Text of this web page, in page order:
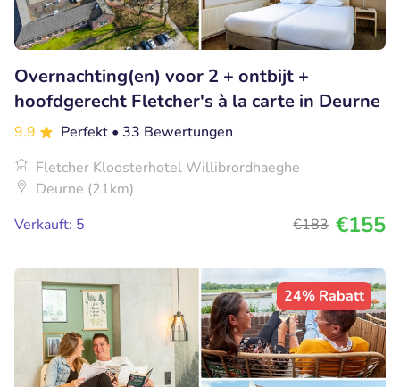
Overnachting(en) voor 2 + ontbijt +
hoofdgerecht Fletcher's à la carte in Deurne
9.9 Perfekt • 33 Bewertungen
Fletcher Kloosterhotel Willibrordhaeghe
Deurne (21km)
Verkauft: 5
€183 €155
24% Rabatt